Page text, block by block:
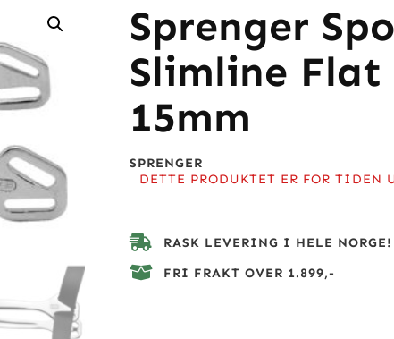
Sprenger
Slimline Flat
15mm
SPRENGER
DETTE PRODUKTET ER FOR TIDEN
RASK LEVERING I HELE NORGE!
FRI FRAKT OVER 1.899,-